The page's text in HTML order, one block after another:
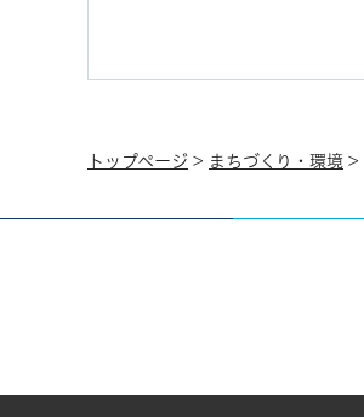
トップページ > まちづくり・環境 >